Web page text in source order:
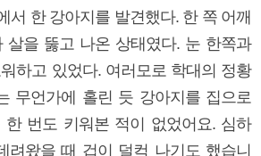
서 한 강아지를 발견했다. 한 쪽 어깨
살을 뚫고 나온 상태였다. 눈 한쪽과
하고 있었다. 여러모로 학대의 정황
무언가에 홀린 듯 강아지를 집으로
한 번도 키워본 적이 없었어요. 심하
려왔을 때 겁이 덜컥 나기도 했습니